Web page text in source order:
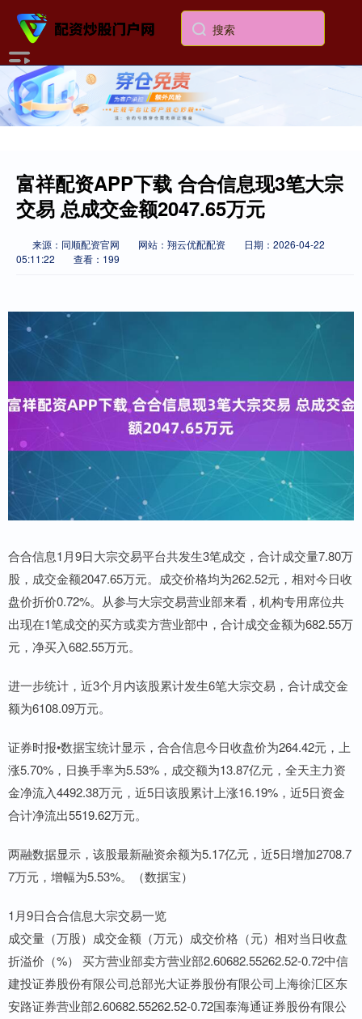
富祥配资APP下载 合合信息现3笔大宗
交易 总成交金额2047.65万元
来源：同顺配资官网 网站：翔云优配配资
日期：2026-04-22
05:11:22
查看：199
合合信息1月9日大宗交易平台共发生3笔成交，合计成交量7.80万
股，成交金额2047.65万元。成交价格均为262.52元，相对今日收
盘价折价0.72%。从参与大宗交易营业部来看，机构专用席位共
出现在1笔成交的买方或卖方营业部中，合计成交金额为682.55万
元，净买入682.55万元。
进一步统计，近3个月内该股累计发生6笔大宗交易，合计成交金
额为6108.09万元。
证券时报•数据宝统计显示，合合信息今日收盘价为264.42元，上
涨5.70%，日换手率为5.53%，成交额为13.87亿元，全天主力资
金净流入4492.38万元，近5日该股累计上涨16.19%，近5日资金
合计净流出5519.62万元。
两融数据显示，该股最新融资余额为5.17亿元，近5日增加2708.7
7万元，增幅为5.53%。（数据宝）
1月9日合合信息大宗交易一览
成交量（万股）成交金额（万元）成交价格（元）相对当日收盘
折溢价（%） 买方营业部卖方营业部2.60682.55262.52-0.72中信
建投证券股份有限公司总部光大证券股份有限公司上海徐汇区东
安路证券营业部2.60682.55262.52-0.72国泰海通证券股份有限公